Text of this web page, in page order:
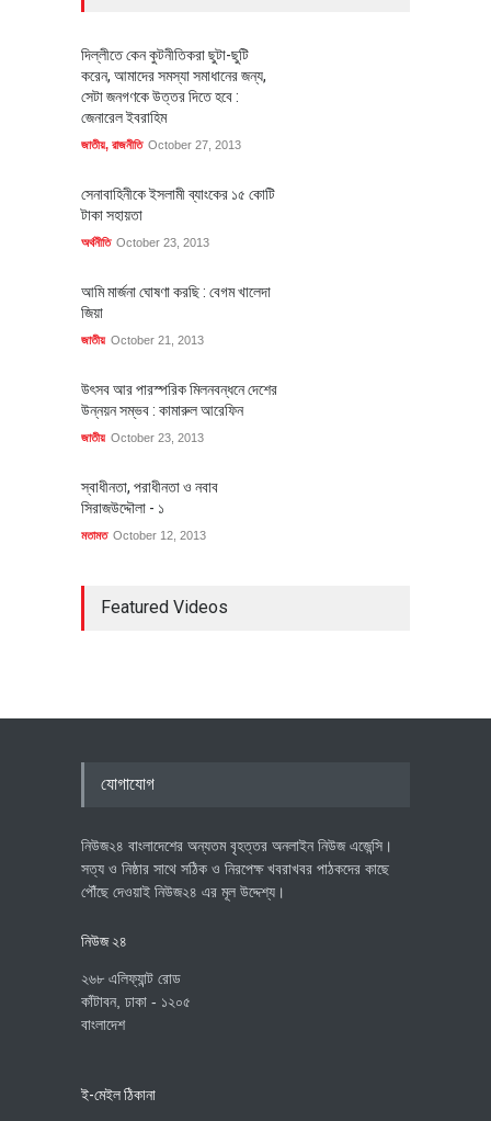
দিল্লীতে কেন কুটনীতিকরা ছুটা-ছুটি
করেন, আমাদের সমস্যা সমাধানের জন্য,
সেটা জনগণকে উত্তর দিতে হবে :
জেনারেল ইবরাহিম
জাতীয়, রাজনীতি October 27, 2013
সেনাবাহিনীকে ইসলামী ব্যাংকের ১৫ কোটি
টাকা সহায়তা
অর্থনীতি October 23, 2013
আমি মার্জনা ঘোষণা করছি : বেগম খালেদা
জিয়া
জাতীয় October 21, 2013
উৎসব আর পারস্পরিক মিলনবন্ধনে দেশের
উন্নয়ন সম্ভব : কামারুল আরেফিন
জাতীয় October 23, 2013
স্বাধীনতা, পরাধীনতা ও নবাব
সিরাজউদ্দৌলা - ১
মতামত October 12, 2013
Featured Videos
যোগাযোগ
নিউজ২৪ বাংলাদেশের অন্যতম বৃহত্তর অনলাইন নিউজ এজেন্সি।
সত্য ও নিষ্ঠার সাথে সঠিক ও নিরপেক্ষ খবরাখবর পাঠকদের কাছে
পৌঁছে দেওয়াই নিউজ২৪ এর মূল উদ্দেশ্য।
নিউজ ২৪
২৬৮ এলিফ্যান্ট রোড
কাঁটাবন, ঢাকা - ১২০৫
বাংলাদেশ
ই-মেইল ঠিকানা